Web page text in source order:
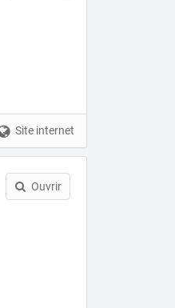
Site internet
Ouvrir